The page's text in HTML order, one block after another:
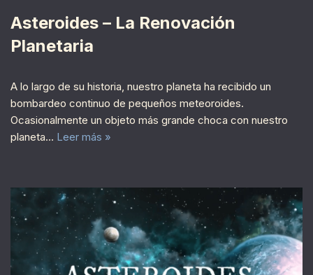
Asteroides – La Renovación
Planetaria
A lo largo de su historia, nuestro planeta ha recibido un
bombardeo continuo de pequeños meteoroides.
Ocasionalmente un objeto más grande choca con nuestro
planeta… Leer más »